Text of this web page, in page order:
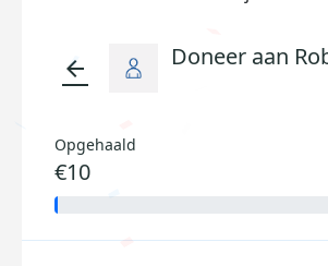
arrow_back Doneer aan
Opgehaald
€10